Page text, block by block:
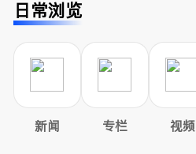
日常浏览
新闻 专栏 视频